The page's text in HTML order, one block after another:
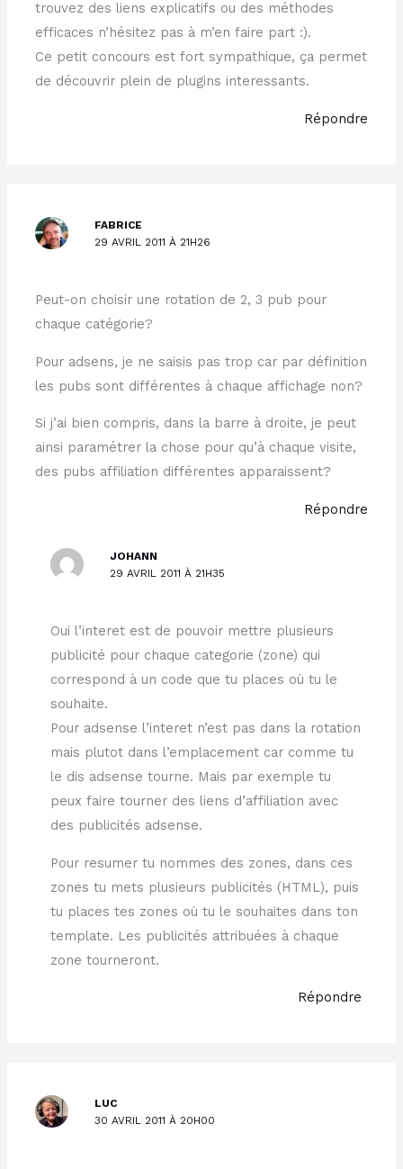
trouvez des liens explicatifs ou des méthodes
efficaces n’hésitez pas à m’en faire part :).
Ce petit concours est fort sympathique, ça permet
de découvrir plein de plugins interessants.
Répondre
FABRICE
29 AVRIL 2011 À 21H26
Peut-on choisir une rotation de 2, 3 pub pour
chaque catégorie?
Pour adsens, je ne saisis pas trop car par définition
les pubs sont différentes à chaque affichage non?
Si j’ai bien compris, dans la barre à droite, je peut
ainsi paramétrer la chose pour qu’à chaque visite,
des pubs affiliation différentes apparaissent?
Répondre
JOHANN
29 AVRIL 2011 À 21H35
Oui l’interet est de pouvoir mettre plusieurs
publicité pour chaque categorie (zone) qui
correspond à un code que tu places où tu le
souhaite.
Pour adsense l’interet n’est pas dans la rotation
mais plutot dans l’emplacement car comme tu
le dis adsense tourne. Mais par exemple tu
peux faire tourner des liens d’affiliation avec
des publicités adsense.
Pour resumer tu nommes des zones, dans ces
zones tu mets plusieurs publicités (HTML), puis
tu places tes zones où tu le souhaites dans ton
template. Les publicités attribuées à chaque
zone tourneront.
Répondre
LUC
30 AVRIL 2011 À 20H00